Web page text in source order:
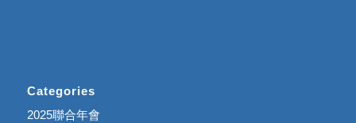
Categories
2025聯合年會